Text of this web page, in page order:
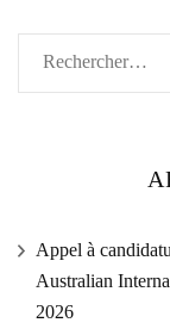
Rechercher :
Appel à
Australian
2026